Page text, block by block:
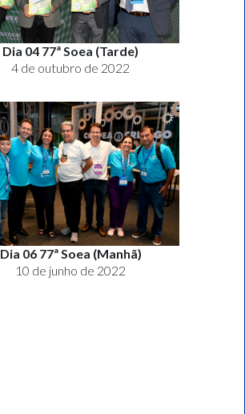
Dia 04 77ª Soea (Tarde)
4 de outubro de 2022
Dia 06 77ª Soea (Manhã)
10 de junho de 2022